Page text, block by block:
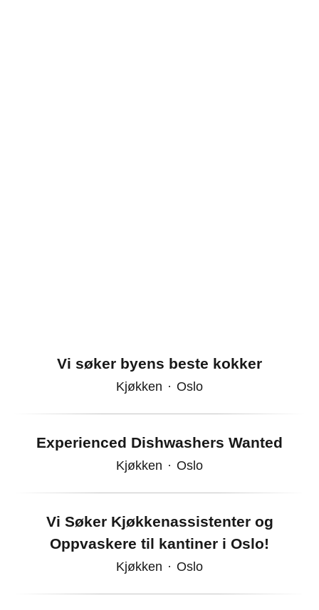
Vi søker byens beste kokker
Kjøkken · Oslo
Experienced Dishwashers Wanted
Kjøkken · Oslo
Vi Søker Kjøkkenassistenter og
Oppvaskere til kantiner i Oslo!
Kjøkken · Oslo